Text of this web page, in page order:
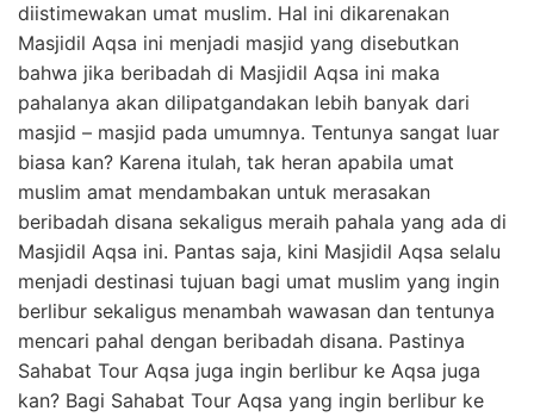
diistimewakan umat muslim. Hal ini dikarenakan
Masjidil Aqsa ini menjadi masjid yang disebutkan
bahwa jika beribadah di Masjidil Aqsa ini maka
pahalanya akan dilipatgandakan lebih banyak dari
masjid – masjid pada umumnya. Tentunya sangat luar
biasa kan? Karena itulah, tak heran apabila umat
muslim amat mendambakan untuk merasakan
beribadah disana sekaligus meraih pahala yang ada di
Masjidil Aqsa ini. Pantas saja, kini Masjidil Aqsa selalu
menjadi destinasi tujuan bagi umat muslim yang ingin
berlibur sekaligus menambah wawasan dan tentunya
mencari pahal dengan beribadah disana. Pastinya
Sahabat Tour Aqsa juga ingin berlibur ke Aqsa juga
kan? Bagi Sahabat Tour Aqsa yang ingin berlibur ke